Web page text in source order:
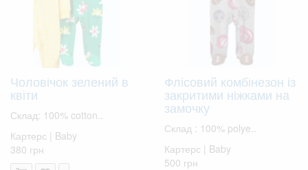
Чоловічок зелений в
квіти
Склад: 100% cotton..
Картерс | Baby
380 грн
Флісовий комбінезон із
закритими ніжками на
замочку
Склад : 100% polye..
Картерс | Baby
500 грн